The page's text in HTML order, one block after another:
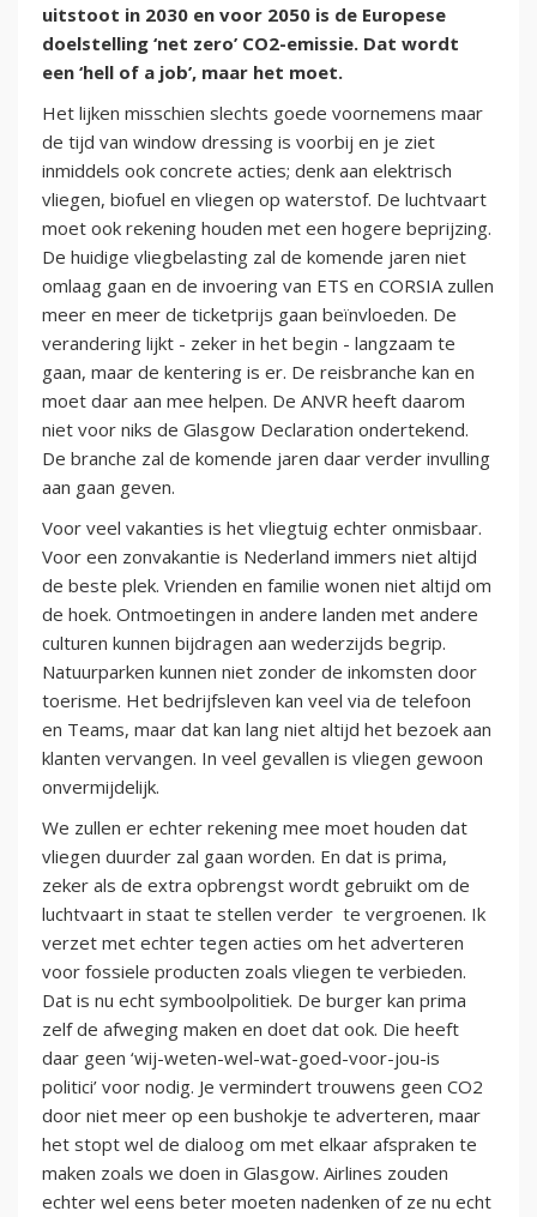
uitstoot in 2030 en voor 2050 is de Europese
doelstelling ‘net zero’ CO2-emissie. Dat wordt
een ‘hell of a job’, maar het moet.
Het lijken misschien slechts goede voornemens maar
de tijd van window dressing is voorbij en je ziet
inmiddels ook concrete acties; denk aan elektrisch
vliegen, biofuel en vliegen op waterstof. De luchtvaart
moet ook rekening houden met een hogere beprijzing.
De huidige vliegbelasting zal de komende jaren niet
omlaag gaan en de invoering van ETS en CORSIA zullen
meer en meer de ticketprijs gaan beïnvloeden. De
verandering lijkt - zeker in het begin - langzaam te
gaan, maar de kentering is er. De reisbranche kan en
moet daar aan mee helpen. De ANVR heeft daarom
niet voor niks de Glasgow Declaration ondertekend.
De branche zal de komende jaren daar verder invulling
aan gaan geven.
Voor veel vakanties is het vliegtuig echter onmisbaar.
Voor een zonvakantie is Nederland immers niet altijd
de beste plek. Vrienden en familie wonen niet altijd om
de hoek. Ontmoetingen in andere landen met andere
culturen kunnen bijdragen aan wederzijds begrip.
Natuurparken kunnen niet zonder de inkomsten door
toerisme. Het bedrijfsleven kan veel via de telefoon
en Teams, maar dat kan lang niet altijd het bezoek aan
klanten vervangen. In veel gevallen is vliegen gewoon
onvermijdelijk.
We zullen er echter rekening mee moet houden dat
vliegen duurder zal gaan worden. En dat is prima,
zeker als de extra opbrengst wordt gebruikt om de
luchtvaart in staat te stellen verder te vergroenen. Ik
verzet met echter tegen acties om het adverteren
voor fossiele producten zoals vliegen te verbieden.
Dat is nu echt symboolpolitiek. De burger kan prima
zelf de afweging maken en doet dat ook. Die heeft
daar geen ‘wij-weten-wel-wat-goed-voor-jou-is
politici’ voor nodig. Je vermindert trouwens geen CO2
door niet meer op een bushokje te adverteren, maar
het stopt wel de dialoog om met elkaar afspraken te
maken zoals we doen in Glasgow. Airlines zouden
echter wel eens beter moeten nadenken of ze nu echt